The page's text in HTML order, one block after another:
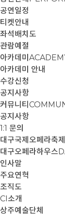
공연일정
티켓안내
좌석배치도
관람예절
아카데미
아카데미 안내
수강신청
공지사항
커뮤니티
공지사항
1:1 문의
대구국제오페라축제
대구오페라하우스
인사말
주요연혁
조직도
CI소개
상주예술단체